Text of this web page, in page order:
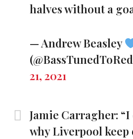
halves without a
— Andrew Beasley
21, 2021
Jamie Carragher: “I
why Liverpool keep